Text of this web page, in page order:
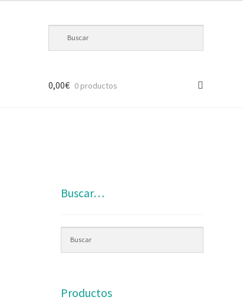
0,00€ 0 productos
Buscar…
Productos